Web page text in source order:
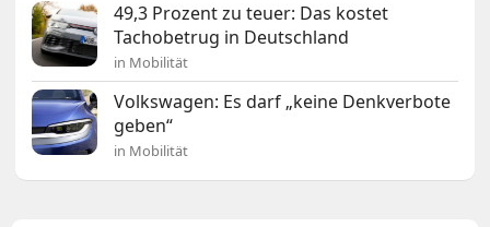
49,3 Prozent zu teuer: Das kostet
Tachobetrug in Deutschland
in Mobilität
Volkswagen: Es darf „keine Denkverbote
geben“
in Mobilität